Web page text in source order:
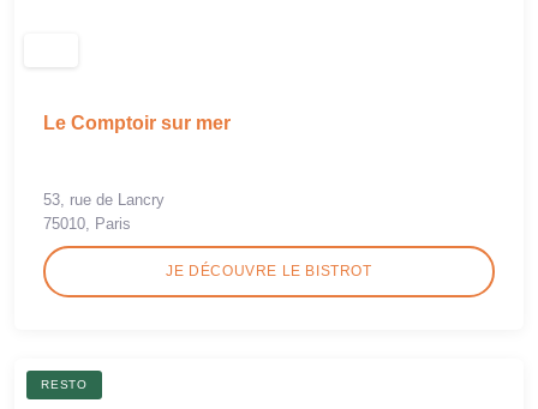
Le Comptoir sur mer
53, rue de Lancry
75010, Paris
JE DÉCOUVRE LE BISTROT
RESTO